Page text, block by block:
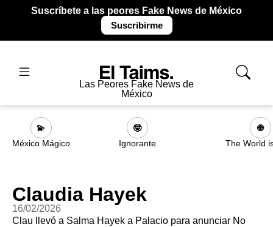
Suscríbete a las peores Fake News de México
Suscribirme
Las Peores Fake News de
México
💫
México Mágico
🤓
Ignorante
🌐
The World
Claudia Hayek
16/02/2026
Clau llevó a Salma Hayek a Palacio para anunciar No